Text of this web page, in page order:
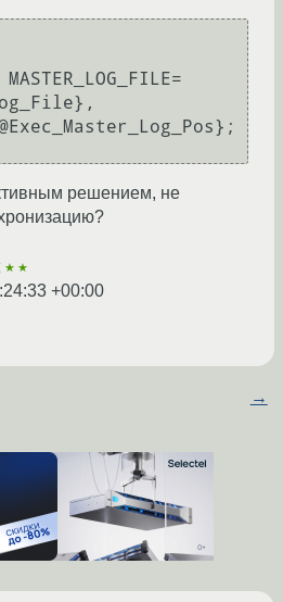
MASTER_LOG_FILE=
решением, не
★★
+00:00
→